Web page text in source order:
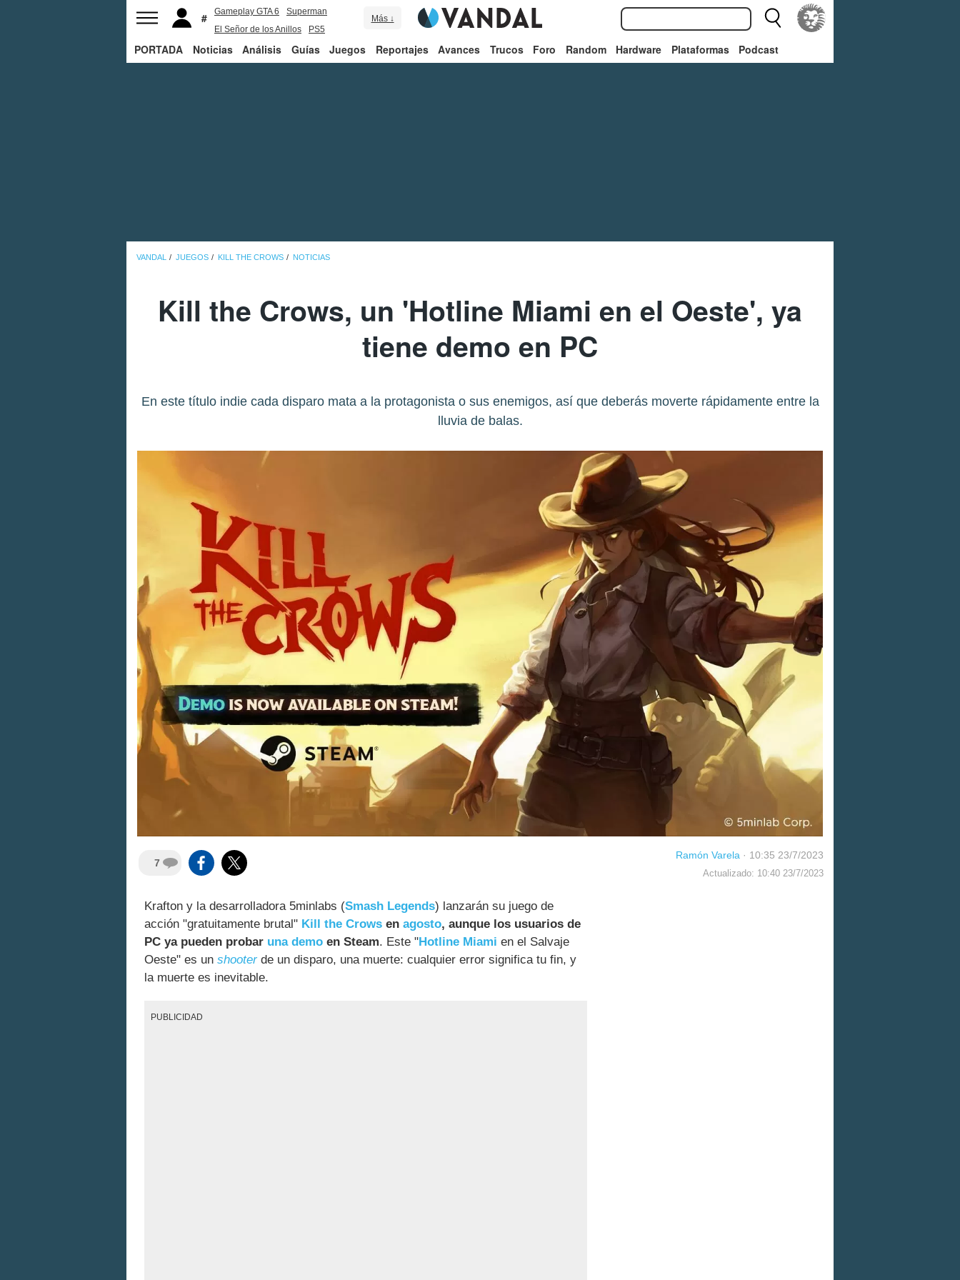
Gameplay GTA 6
Superman
El Señor de los Anillos
PS5
Más ↓
PORTADA Noticias Análisis Guías Juegos Reportajes Avances Trucos Foro Random Hardware Plataformas Podcast
VANDAL JUEGOS KILL THE CROWS NOTICIAS
Kill the Crows, un 'Hotline Miami en el Oeste', ya
tiene demo en PC
En este título indie cada disparo mata a la protagonista o sus enemigos, así que deberás moverte rápidamente entre la
lluvia de balas.
7
Ramón Varela · 10:35 23/7/2023
Actualizado: 10:40 23/7/2023
Krafton y la desarrolladora 5minlabs (Smash Legends) lanzarán su juego de
acción "gratuitamente brutal" Kill the Crows en agosto, aunque los usuarios de
PC ya pueden probar una demo en Steam. Este "Hotline Miami en el Salvaje
Oeste" es un shooterde un disparo, una muerte: cualquier error significa tu fin, y
la muerte es inevitable.
PUBLICIDAD